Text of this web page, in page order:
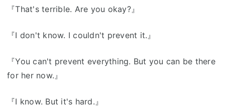
『That's terrible. Are you okay?』
『I don't know. I couldn't prevent it.』
『You can't prevent everything. But you can be there
for her now.』
『I know. But it's hard.』